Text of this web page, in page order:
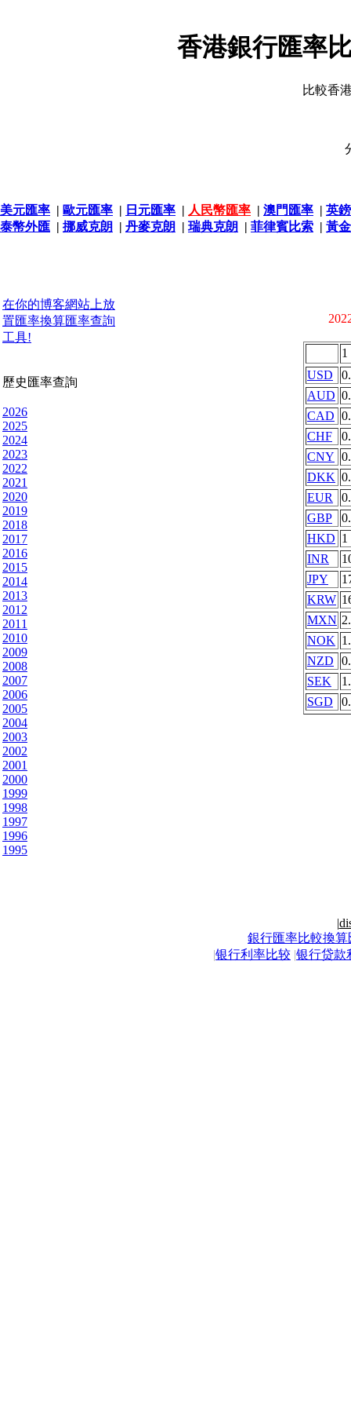
香港銀行匯率
比較香
美元匯率 | 歐元匯率 | 日元匯率 | 人民幣匯率 | 澳門匯率 | 英
泰幣外匯 | 挪威克朗 | 丹麥克朗 | 瑞典克朗 | 菲律賓比索 | 黃
在你的博客網站上放
置匯率換算匯率查詢
工具!
歷史匯率查詢
2026
2025
2024
2023
2022
2021
2020
2019
2018
2017
2016
2015
2014
2013
2012
2011
2010
2009
2008
2007
2006
2005
2004
2003
2002
2001
2000
1999
1998
1997
1996
1995
1
USD
AUD
CAD
CHF
CNY
DKK
EUR
GBP
HKD 1
INR
JPY
KRW
MXN
NOK
NZD
SEK
SGD
|
銀行匯率比較換算
|银行利率比较 |银行贷款